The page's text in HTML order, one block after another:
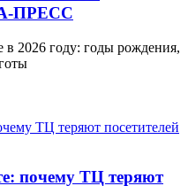
ПРЕСС
2026 году: годы рождения,
почему ТЦ теряют